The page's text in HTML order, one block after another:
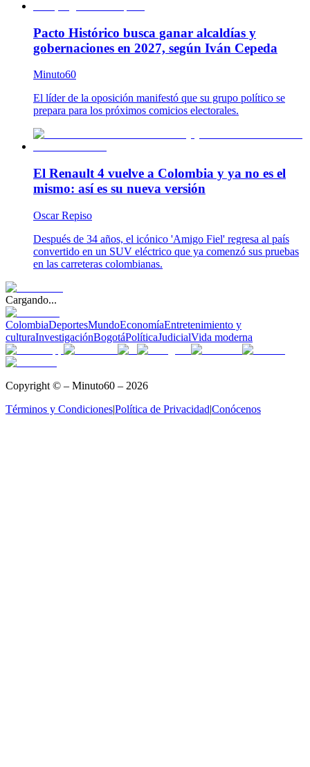
Pacto Histórico busca ganar alcaldías y
gobernaciones en 2027, según Iván Cepeda
Minuto60
El líder de la oposición manifestó que su grupo político se
prepara para los próximos comicios electorales.
El Renault 4 vuelve a Colombia y ya no es el
mismo: así es su nueva versión
Oscar Repiso
Después de 34 años, el icónico 'Amigo Fiel' regresa al país
convertido en un SUV eléctrico que ya comenzó sus pruebas
en las carreteras colombianas.
Cargando...
ColombiaDeportesMundoEconomíaEntretenimiento y
culturaInvestigaciónBogotáPolíticaJudicialVida moderna
Copyright © – Minuto60 – 2026
Términos y Condiciones|Política de Privacidad|Conócenos